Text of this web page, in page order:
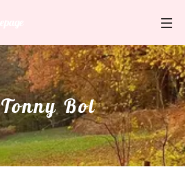
Tonny Bol